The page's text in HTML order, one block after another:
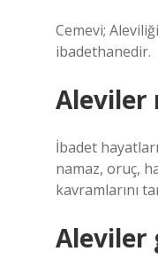
Cemevi;
ibadethanedir.
Aleviler
İbadet
namaz, oruç,
kavramlarını
Aleviler